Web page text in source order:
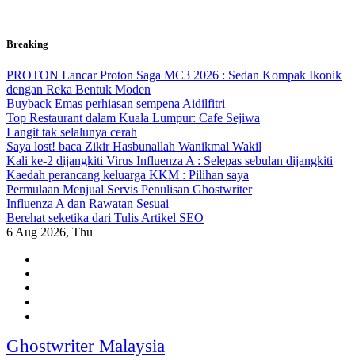
Skip
content
Breaking
PROTON Lancar Proton Saga MC3 2026 : Sedan Kompak Ikonik
dengan Reka Bentuk Moden
Buyback Emas perhiasan sempena Aidilfitri
Top Restaurant dalam Kuala Lumpur: Cafe Sejiwa
Langit tak selalunya cerah
Saya lost! baca Zikir Hasbunallah Wanikmal Wakil
Kali ke-2 dijangkiti Virus Influenza A : Selepas sebulan dijangkiti
Kaedah perancang keluarga KKM : Pilihan saya
Permulaan Menjual Servis Penulisan Ghostwriter
Influenza A dan Rawatan Sesuai
Berehat seketika dari Tulis Artikel SEO
6 Aug 2026, Thu
Ghostwriter Malaysia